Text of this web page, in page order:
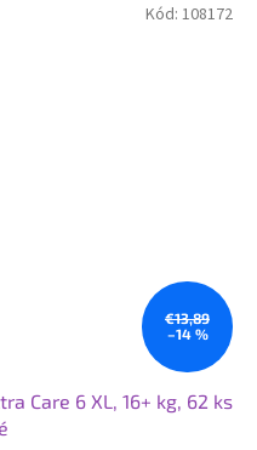
€13,89
–14 %
Care 6 XL, 16+ kg, 62 ks
Kód: 108172